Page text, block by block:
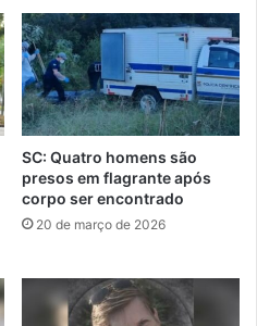
SC: Quatro homens são
presos em flagrante após
corpo ser encontrado
20 de março de 2026